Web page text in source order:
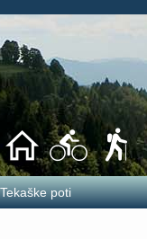
Tekaške poti